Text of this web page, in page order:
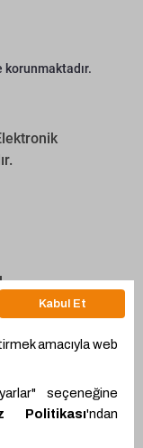
WhatsApp
Teklif Hattı